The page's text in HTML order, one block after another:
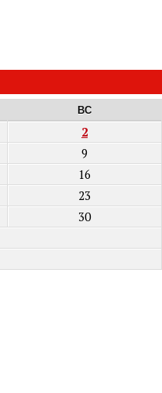
ВС
2
9
16
23
30